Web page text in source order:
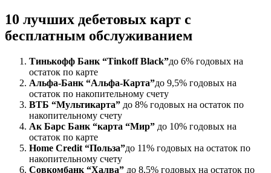
10 лучших дебетовых карт с
бесплатным обслуживанием
Тинькофф Банк “Tinkoff Black”до 6% годовых на
остаток по карте
Альфа-Банк “Альфа-Карта”до 9,5% годовых на
остаток по накопительному счету
ВТБ “Мультикарта” до 8% годовых на остаток по
накопительному счету
Ак Барс Банк “карта “Мир” до 10% годовых на
остаток по карте
Home Credit “Польза”до 11% годовых на остаток по
накопительному счету
Совкомбанк “Халва” до 8,5% годовых на остаток по